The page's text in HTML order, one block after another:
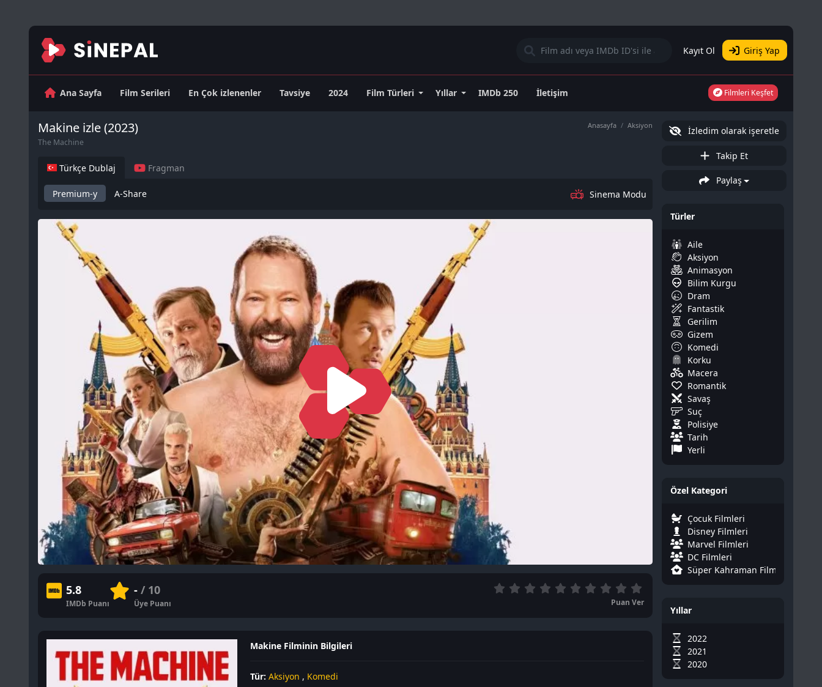
Kayıt Ol Giriş Yap
Ana Sayfa Film Serileri En Çok izlenenler Tavsiye 2024 Film Türleri Yıllar IMDb 250 İletişim Filmleri Keşfet
Makine izle (2023)
The Machine
Anasayfa Aksiyon
Türkçe Dublaj Fragman
Premium-y A-Share Sinema Modu
5.8
IMDb Puanı
-/ 10
Üye Puanı Puan Ver
Makine Filminin Bilgileri
Tür: Aksiyon , Komedi
İzledim olarak işeretle
Takip Et
Paylaş
Türler
Aile
Aksiyon
Animasyon
Bilim Kurgu
Dram
Fantastik
Gerilim
Gizem
Komedi
Korku
Macera
Romantik
Savaş
Suç
Polisiye
Tarih
Yerli
Özel Kategori
Çocuk Filmleri
Disney Filmleri
Marvel Filmleri
DC Filmleri
Süper Kahraman Filmleri
Yıllar
2022
2021
2020